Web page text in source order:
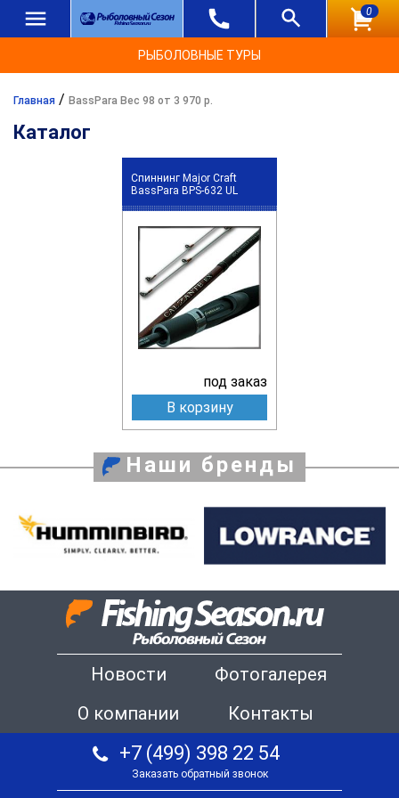
0
РЫБОЛОВНЫЕ ТУРЫ
Главная / BassPara Вес 98 от 3 970 р.
Каталог
Спиннинг Major Craft
BassPara BPS-632 UL
под заказ
В корзину
Наши бренды
Новости
Фотогалерея
О компании
Контакты
+7 (499) 398 22 54
Заказать обратный звонок